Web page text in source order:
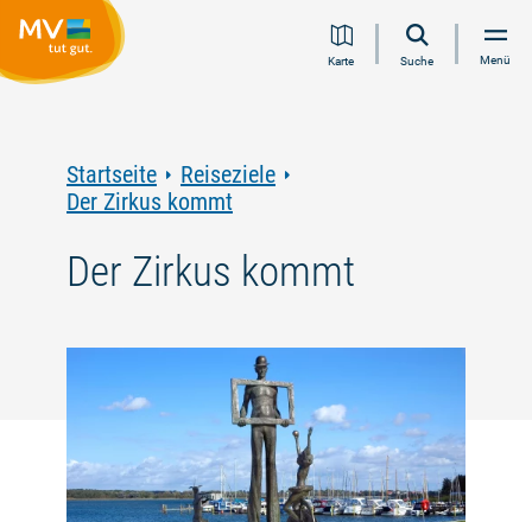
Inhalt
Navigation
Volltextsuche
FooterKarte Suche Menü
Startseite
Reiseziele
Der Zirkus kommt
Der Zirkus kommt